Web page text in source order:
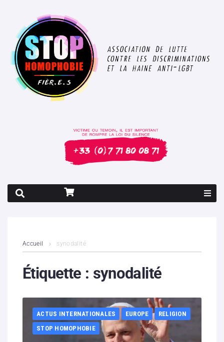
Contenus litigieux
Boutique
Accueil synodalité
Étiquette : synodalité
ACTUS INTERNATIONALES EUROPE
RELIGION
STOP HOMOPHOBIE